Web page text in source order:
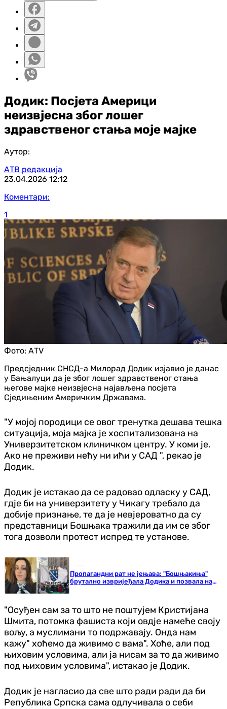
Додик: Посјета Америци
неизвјесна због лошег
здравственог стања моје мајке
Аутор:
АТВ редакција
23.04.2026 12:12
Коментари:
1
Фото: АТV
Предсједник СНСД-а Милорад Додик изјавио је данас
у Бањалуци да је због лошег здравственог стања
његове мајке неизвјесна најављена посјета
Сједињеним Америчким Државама.
"У мојој породици се овог тренутка дешава тешка
ситуација, моја мајка је хоспитализована на
Универзитетском клиничком центру. У коми је.
Ако не преживи нећу ни ићи у САД ", рекао је
Додик.
Додик је истакао да се радовао одласку у САД,
гдје би на универзитету у Чикагу требало да
добије признање, те да је невјероватно да су
представници Бошњака тражили да им се због
тога дозволи протест испред те установе.
Пропагандни рат не јењава: "Бошњакиња"
брутално извријеђала Додика и позвала на
"Осуђен сам за то што не поштујем Кристијана
Шмита, потомка фашиста који овдје намеће своју
вољу, а муслимани то подржавају. Онда нам
кажу" хоћемо да живимо с вама". Хоће, али под
њиховим условима, али ја нисам за то да живимо
под њиховим условима", истакао је Додик.
Додик је нагласио да све што ради ради да би
Република Српска сама одлучивала о себи